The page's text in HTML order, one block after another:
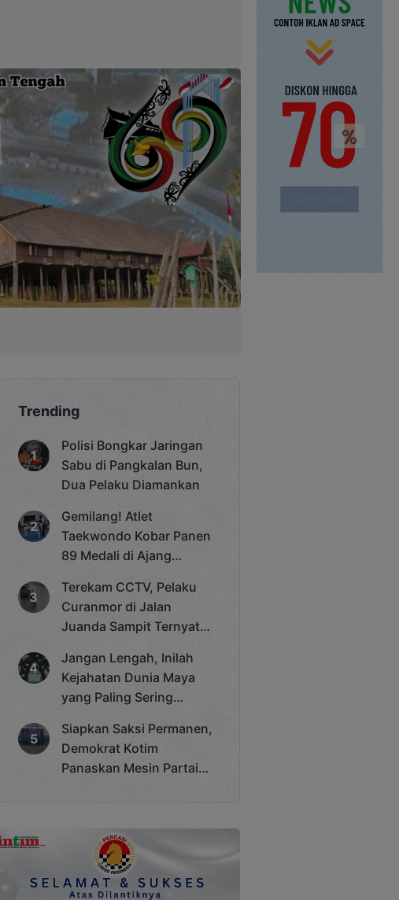
Trending
Polisi Bongkar Jaringan
Sabu di Pangkalan Bun,
Dua Pelaku Diamankan
Gemilang! Atlet
Taekwondo Kobar Panen
89 Medali di Ajang
Cup 2025
Terekam CCTV, Pelaku
Curanmor di Jalan
Juanda Sampit Ternyata
Jangan Lengah, Inilah
Kejahatan Dunia Maya
yang Paling Sering
Siapkan Saksi Permanen,
Demokrat Kotim
Panaskan Mesin Partai